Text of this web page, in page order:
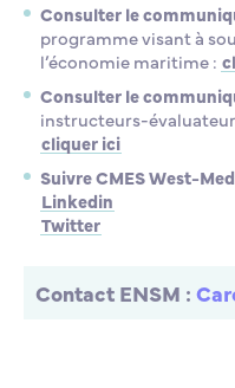
Consulter le
programme visant à
l’économie maritime :
Consulter le
instructeurs-
cliquer ici
Suivre CMES West-
Linkedin
Twitter
Contact ENSM :